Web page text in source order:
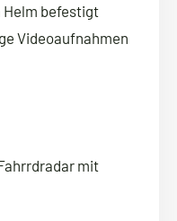
Helm befestigt
Videoaufnahmen
mit